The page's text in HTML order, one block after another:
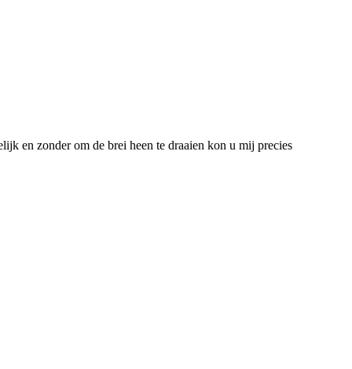
en zonder om de brei heen te draaien kon u mij precies